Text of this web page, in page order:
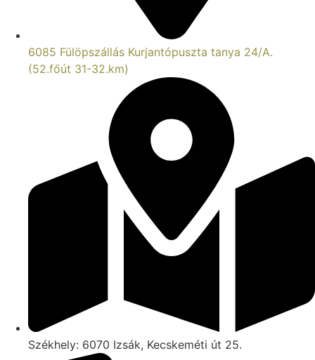
6085 Fülöpszállás Kurjantópuszta tanya 24/A.
(52.főút 31-32.km)
Székhely: 6070 Izsák, Kecskeméti út 25.